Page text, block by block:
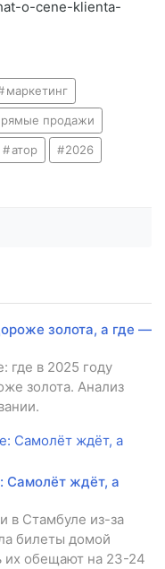
o-cene-klienta-
маркетинг
продажи
атор 2026
золота, а где —
где в 2025 году
золота. Анализ
Самолёт ждёт, а
в Стамбуле из-за
билеты домой
их обещают на 23-24